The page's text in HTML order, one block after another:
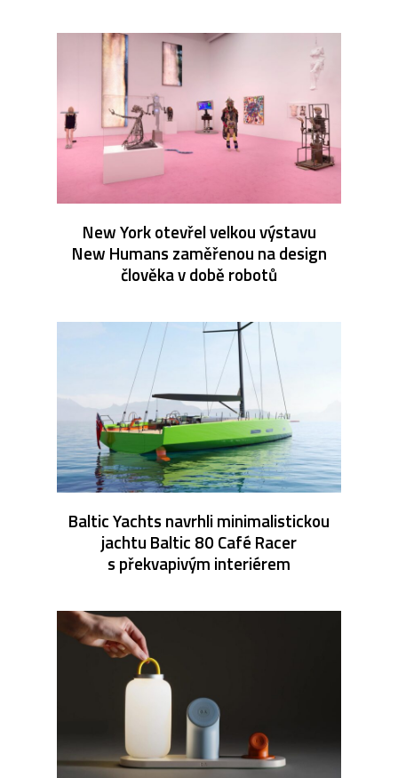
New York otevřel velkou výstavu
New Humans zaměřenou na design
člověka v době robotů
Baltic Yachts navrhli minimalistickou
jachtu Baltic 80 Café Racer
s překvapivým interiérem